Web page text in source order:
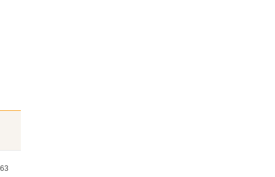
63